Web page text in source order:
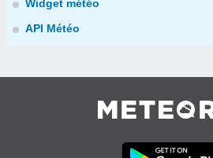
Widget météo
API Météo